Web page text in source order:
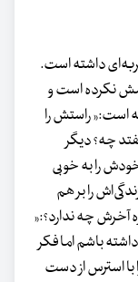
داشته است.
نکرده است و
است:« راستش را
چه؟ دیگر
را به خوبی
را بر هم
آخرش چه ندارد؟:«
باشم اما فکر
با استرس از دست